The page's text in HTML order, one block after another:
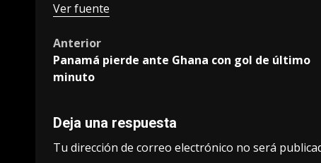
Ver fuente
Post
navigation
Anterior
Panamá pierde ante Ghana con gol de último
minuto
Deja una respuesta
Tu dirección de correo electrónico no será